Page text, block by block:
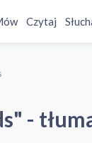
Czytaj
-